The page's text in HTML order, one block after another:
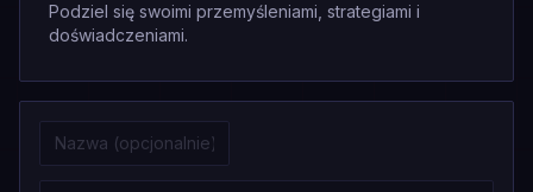
Podziel się swoimi przemyśleniami, strategiami i
doświadczeniami.